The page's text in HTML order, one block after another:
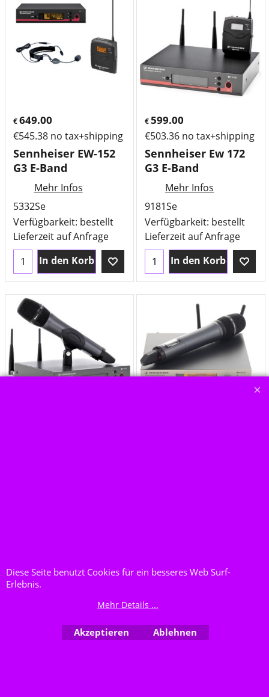
€649.00
€545.38 no tax+shipping
Sennheiser EW-152
G3 E-Band
Mehr Infos
5332Se
Verfügbarkeit: bestellt
Lieferzeit auf Anfrage
In den Korb
€599.00
€503.36 no tax+shipping
Sennheiser Ew 172
G3 E-Band
Mehr Infos
9181Se
Verfügbarkeit: bestellt
Lieferzeit auf Anfrage
In den Korb
In den Korb
Service zu bieten. Gerade beim Verkauf von
Diese Seite benutzt Cookies für ein besseres Web Surf-
Erlebnis.
Mehr Details ...
Akzeptieren Ablehnen